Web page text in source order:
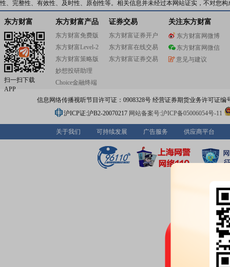
性、完整性、有效性、及时性、原创性等。相关信息并未经过本网站证实，不对您
东方财富
扫一扫下载
APP
东方财富产品
东方财富免费版
东方财富Level-2
东方财富策略版
妙想投研助理
Choice金融终端
证券交易
东方财富证券开户
东方财富在线交易
东方财富证券交易
关注东方财富
东方财富网微博
东方财富网微信
意见与建议
信息网络传播视听节目许可证：0908328号 经营证券期货业务许可证编
沪ICP证:沪B2-20070217 网站备案号:沪ICP备05006054号-11
关于我们 可持续发展 广告服务 供应商平台